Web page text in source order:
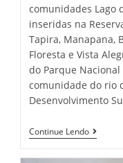
comunidades Lago
inseridas na
Tapira, Manapana,
Floresta e Vista
do Parque Nacional
comunidade do rio
Desenvolvimento
Continue Lendo